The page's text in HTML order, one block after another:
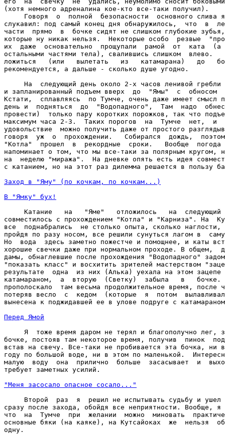
(хотя немного адреналина кое-кто все-таки получил).
Говоря  о  полной  безопасности  основного слива
слукавил: под самый конец дня обнаружилось,  что  в
части  прямо  в  бочке сидят не слишком глубокие
которые ну никак нельзя.  Некоторые особо  резвые
их  даже  основательно  прощупали  рамой  от  ката
остальными частями тела), свалившись слишком  влево.
ложиться   (или   вылетать   из   катамарана)   до
рекомендуется, а дальше - сколько душе угодно.
На  следующий день около 2-х часов ленивой гребли
и запланированный подъем вверх  до  "Ямы"  c  обносом
Кстати,  сплавляясь  по Тумче, очень даже имеет смысл
день и  подняться  до  "Водопадного",  Там  надо
провести)  только пару коротких порожков, так что
максимум часа 2-3.  Таких порогов  на  Тумче  нет,  и
удовольствие  можно получить даже от простого
говоря  уж  о  прохождении.   Собирался  дождь,
"Котла"  прошел  в  рекордные  сроки.   Вообще  погода
напоминает о том, что мы все-таки за полярным кругом,
на  неделю "миража".  На дневке опять есть идея
с катанием, но на этот раз дилемма решается в пользу
Заход в "Яму" (по кочкам, по кочкам...)
В "Ямку" бух!
Катание   на   "Яме"   отложилось   на  следующий
совместилось с прохождением "Котла" и "Карниза". На
все  поднабрались  не столько опыта, сколько наглости,
пройдя по разу носом, все решили сунуться лагом в
Но  вода  здесь заметно пожестче и помощнее, и каты
хорошие свечки даже при нормальном проходе. В общем,
дамы, обнаглевшие после прохождения "Водопадного"
"показать класс" и восхитить зрителей мастерством
результате  одна  из них (Алька) уехала на этом зацепе
катамараном,  а  вторую  (Светку)  забыла   в   бочке.
прополоскало  там весьма продолжительное время, после
потеряв весло  с  кедом  (которые  я  потом
вынесена к поджидавшей ее в улове подруге с
Перед Ямой
Я  тоже время даром не терял и благополучно лег,
бочке, постояв там некоторое время, получив  пинок
встав на свечу. Все-таки не пробивается эта бочка, ни
году по большой воде, ни в этом по маленькой.
малую  воду  она  прилично  больше  засасывает  и
требует заметных усилий.
"Меня засосало опасное сосало..."
Второй  раз  я  решил не испытывать судьбу и ушел
сразу после захода, обойдя все неприятности. Вообще, я
что  на  Тумче  при  желании  можно  миновать
основные бяки (на каяке), на Кутсайоках  же  нельзя
одну.